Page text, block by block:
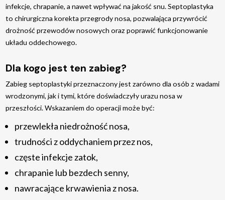
infekcje, chrapanie, a nawet wpływać na jakość snu. Septoplastyka
to chirurgiczna korekta przegrody nosa, pozwalająca przywrócić
drożność przewodów nosowych oraz poprawić funkcjonowanie
układu oddechowego.
Dla kogo jest ten zabieg?
Zabieg septoplastyki przeznaczony jest zarówno dla osób z wadami
wrodzonymi, jak i tymi, które doświadczyły urazu nosa w
przeszłości. Wskazaniem do operacji może być:
przewlekła niedrożność nosa,
trudności z oddychaniem przez nos,
częste infekcje zatok,
chrapanie lub bezdech senny,
nawracające krwawienia z nosa.